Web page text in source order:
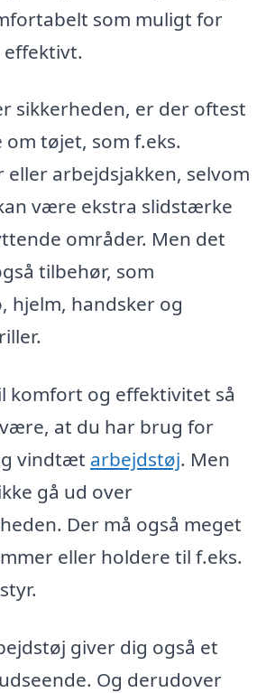
som muligt for
sikkerheden, er der oftest
om tøjet, som f.eks.
eller arbejdsjakken, selvom
være ekstra slidstærke
områder. Men det
tilbehør, som
hjelm, handsker og
komfort og effektivitet så
at du har brug for
vindtæt arbejdstøj. Men
gå ud over
Der må også meget
eller holdere til f.eks.
giver dig også et
Og derudover